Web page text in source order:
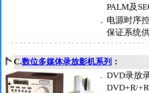
PALM及
． 电源时序
保证系统
C.数位多媒体录放影机系列 ：
． DVD录放
DVD+R/